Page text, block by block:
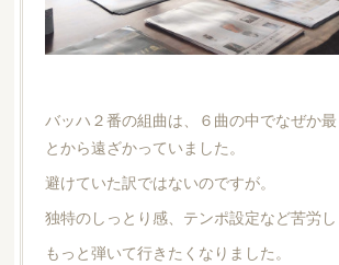
バッハ２番の組曲は、６曲の中でなぜか
とから遠ざかっていました。
避けていた訳ではないのですが。
独特のしっとり感、テンポ設定など苦労し
もっと弾いて行きたくなりました。